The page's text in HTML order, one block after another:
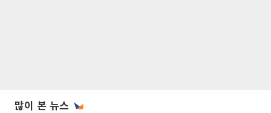
많이 본 뉴스